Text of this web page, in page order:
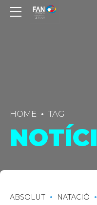
HOME TAG
ABSOLUT NATACIÓ